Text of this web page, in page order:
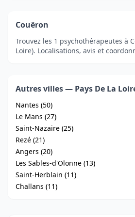
Couëron
Trouvez les 1 psychothérapeutes à
Loire). Localisations, avis et
Autres villes — Pays De La
Nantes (50)
Le Mans (27)
Saint-Nazaire (25)
Rezé (21)
Angers (20)
Les Sables-d'Olonne (13)
Saint-Herblain (11)
Challans (11)